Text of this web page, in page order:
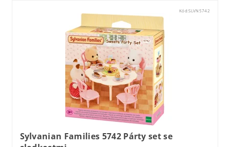
Kód:SLVN5742
Sylvanian Families 5742 Párty set se